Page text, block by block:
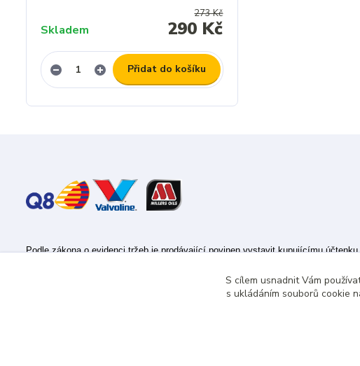
273 Kč
290 Kč
Skladem
Přidat do košíku
Podle zákona o evidenci tržeb je prodávající povinen vystavit kupujícímu účtenku.
Zároveň je povinen zaevidovat přijatou tržbu u správce daně online; v případě
S cílem usnadnit Vám
s ukládáním souborů cookie